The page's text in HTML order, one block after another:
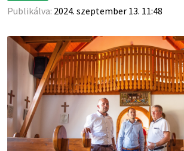
Publikálva: 2024. szeptember 13. 11:48